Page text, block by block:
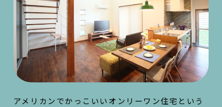
アメリカンでかっこいいオンリーワン住宅という